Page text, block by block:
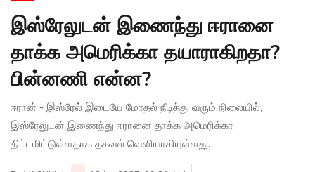
இஸ்ரேலுடன் இணைந்து ஈரானை
தாக்க அமெரிக்கா தயாராகிறதா?
பின்னணி என்ன?
ஈரான் - இஸ்ரேல் இடையே மோதல் நீடித்து வரும் நிலையில்,
இஸ்ரேலுடன் இணைந்து ஈரானை தாக்க அமெரிக்கா
திட்டமிட்டுள்ளதாக தகவல் வெளியாகியுள்ளது.